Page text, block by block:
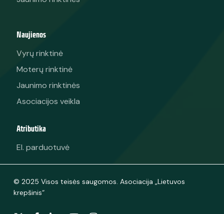
Naujienos
Vyrų rinktinė
Moterų rinktinė
Jaunimo rinktinės
Asociacijos veikla
Atributika
El. parduotuvė
© 2025 Visos teisės saugomos. Asociacija „Lietuvos
krepšinis“